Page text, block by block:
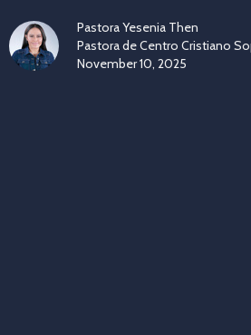
Pastora Yesenia Then
Pastora de Centro Cristiano
November 10, 2025